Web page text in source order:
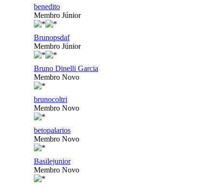
benedito
Membro Júnior
Brunopsdaf
Membro Júnior
Bruno Dinelli Garcia
Membro Novo
brunocoltri
Membro Novo
betopalarios
Membro Novo
Basilejunior
Membro Novo